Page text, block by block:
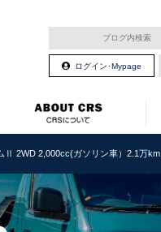
ログイン･Mypage
Ⅱ 2WD 2,000cc(ガソリン車）2.1万km